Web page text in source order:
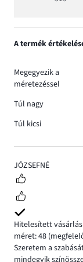
5
JÓZSEFNÉ
Hitelesített vásárlás
méret: 48
Szeretem a
A termék
Megegyezik a
méretezéssel
Túl nagy
Túl kicsi